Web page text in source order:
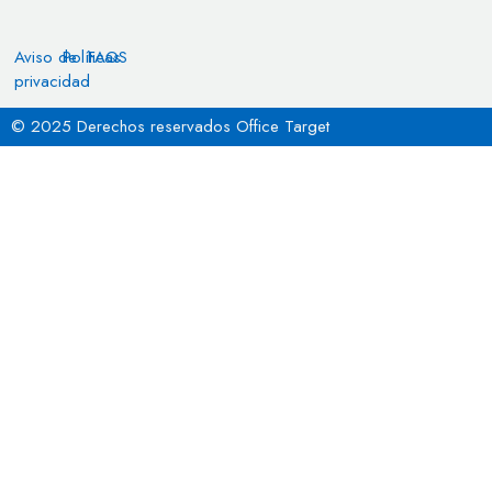
Aviso de
privacidad
Políticas
FAQS
© 2025 Derechos reservados Office Target